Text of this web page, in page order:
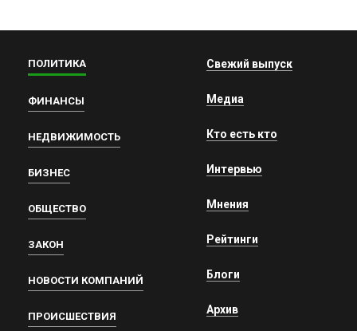
ПОЛИТИКА
ФИНАНСЫ
НЕДВИЖИМОСТЬ
БИЗНЕС
ОБЩЕСТВО
ЗАКОН
НОВОСТИ КОМПАНИЙ
ПРОИСШЕСТВИЯ
Свежий выпуск
Медиа
Кто есть кто
Интервью
Мнения
Рейтинги
Блоги
Архив